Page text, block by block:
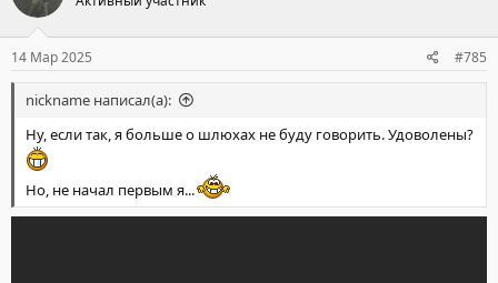
14 Мар 2025 #785
nickname написал(а):
Ну, если так, я больше о шлюхах не буду говорить. Удоволены?
Но, не начал первым я...